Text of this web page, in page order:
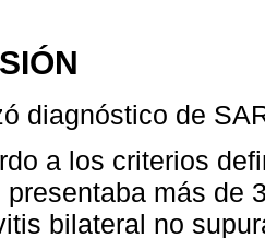
diagnóstico de
a los criterios
presentaba más de
bilateral no